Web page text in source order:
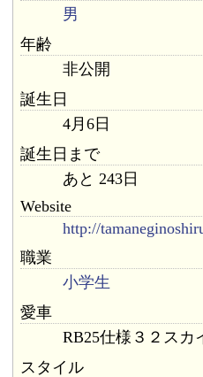
男
年齢
非公開
誕生日
4月6日
誕生日まで
あと 243日
Website
http://
職業
小学生
愛車
RB25仕様３２ス
スタイル